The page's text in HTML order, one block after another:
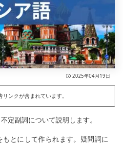
2025年04月19日
ンクが含まれています。
定副詞について説明します。
とにして作られます。疑問詞に